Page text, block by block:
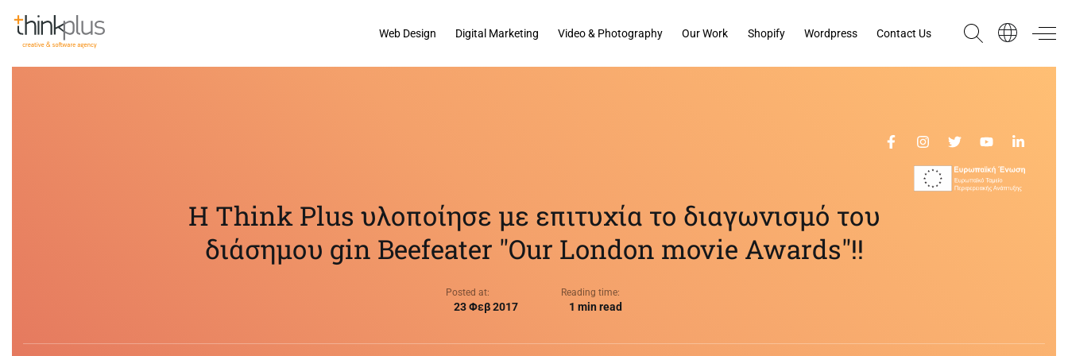
Think Plus
Web Design
Digital Marketing Video & Photography Our Work Shopify Wordpress Contact Us
Η Think Plus υλοποίησε με επιτυχία το διαγωνισμό του
διάσημου gin Beefeater "Our London movie Awards"!!
Posted at:
23 Φεβ 2017
Reading time:
1 min read